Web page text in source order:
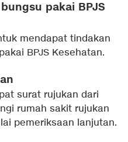
pakai BPJS
mendapat tindakan
BPJS Kesehatan.
surat rujukan dari
rumah sakit rujukan
pemeriksaan lanjutan.